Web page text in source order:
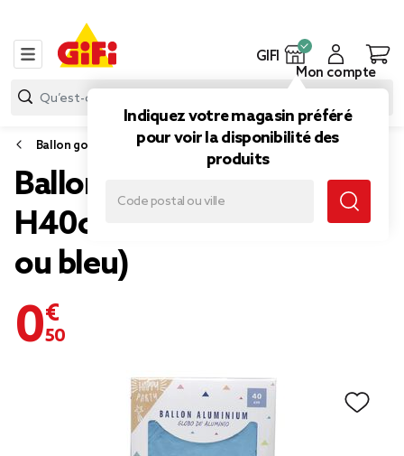
GIFI
Indiquez votre magasin préféré
pour voir la disponibilité des
produits
Mon compte
Ballon gonflable
Ballon rond aluminium
H40cm (2 modèles doré
ou bleu)
0,50 €